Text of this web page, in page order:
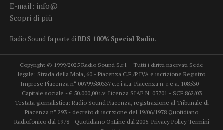
E-mail: info@
Scopri di più
Radio Sound fa parte diRDS 100% Special Radio.
Copyright © 1999/2025 Radio Sound S.r.l. - Tutti i diritti riservati Sede
legale: Strada della Mola, 60 - Piacenza C.F./P.IVA e iscrizione Registro
Imprese Piacenza n° 00799580337 c.c.i.a.a. Piacenza n. r.e.a. 108530 -
Capitale sociale - € 50.000,00 i.v. Licenza SIAE N. 03701 - SCF 862/03
Testata giornalistica: Radio Sound Piacenza, registrazione al Tribunale di
Piacenza n° 293 - decreto di iscrizione del 19/06/1978 Quotidiano
Radiofonico dal 1978 - Quotidiano OnLine dal 2005. Privacy Policy Termini